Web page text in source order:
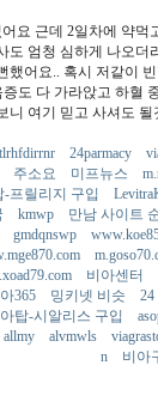
요 근데 2일차에 약
도 엄청 심하게 나오
했어요.. 혹시 저같이
도 다 가라앉고 하혈
니 여기 믿고 사셔도
tlrhfdirrnr 24parmacy
주소요 미프뉴스
-프릴리지 구입
kmwp 만남 사이트
gmdqnswp
비아센터
365 밍키넷 비슷 24
탑-시알리스 구입
allmy alvmwls
n
비아